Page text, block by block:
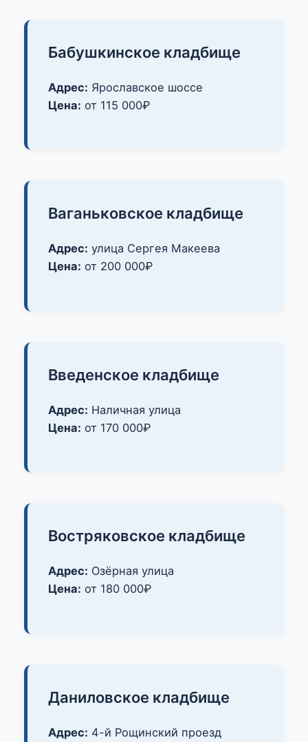
Бабушкинское кладбище
Адрес: Ярославское шоссе
Цена: от 115 000₽
Ваганьковское кладбище
Адрес: улица Сергея Макеева
Цена: от 200 000₽
Введенское кладбище
Адрес: Наличная улица
Цена: от 170 000₽
Востряковское кладбище
Адрес: Озёрная улица
Цена: от 180 000₽
Даниловское кладбище
Адрес: 4-й Рощинский проезд